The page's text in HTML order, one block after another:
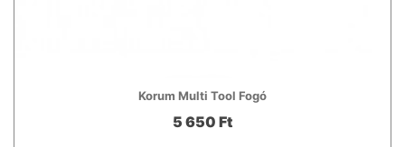
Korum Multi Tool Fogó
5 650 Ft